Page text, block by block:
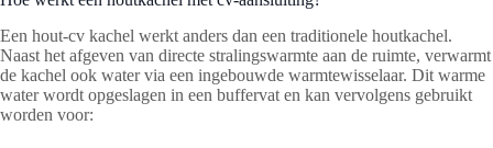
Een hout-cv kachel werkt anders dan een traditionele houtkachel.
Naast het afgeven van directe stralingswarmte aan de ruimte, verwarmt
de kachel ook water via een ingebouwde warmtewisselaar. Dit warme
water wordt opgeslagen in een buffervat en kan vervolgens gebruikt
worden voor: